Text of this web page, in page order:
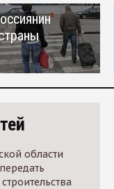
области